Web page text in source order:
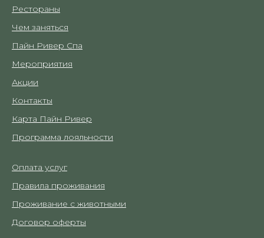
Рестораны
Чем заняться
Пайн Ривер Спа
Мероприятия
Акции
Контакты
Карта Пайн Ривер
Программа лояльности
Оплата услуг
Правила проживания
Проживание с животными
Договор оферты